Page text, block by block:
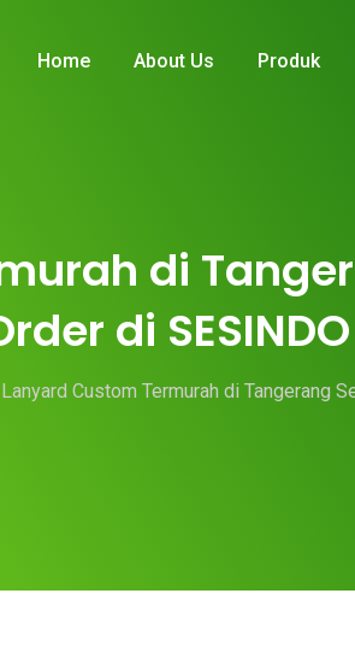
Home About Us Produk
di
di
Lanyard Custom Termurah di Tangerang